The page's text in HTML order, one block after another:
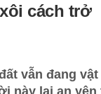
cách trở
vẫn đang
này lại an